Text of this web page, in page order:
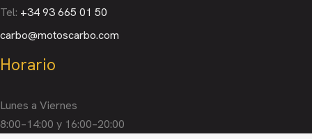
Tel: +34 93 665 01 50
carbo@motoscarbo.com
Horario
Lunes a Viernes
8:00–14:00 y 16:00–20:00